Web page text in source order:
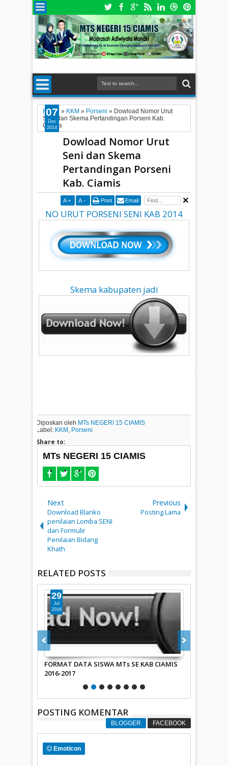
Home » KKM » Porseni » Dowload Nomor Urut
Seni dan Skema Pertandingan Porseni Kab.
Ciamis
Dowload Nomor Urut
Seni dan Skema
Pertandingan Porseni
Kab. Ciamis
A + A - Print Email
NO URUT PORSENI SENI KAB 2014
Skema kabupaten jadi
07
Dec
2014
Diposkan oleh MTs NEGERI 15 CIAMIS
Label: KKM , Porseni
Share to:
MTs NEGERI 15 CIAMIS
Next
Download Blanko
penilaian Lomba SENI
dan Formulir
Penilaian Bidang
Khath
Previous
Posting Lama
RELATED POSTS
FORMAT DATA SISWA MTs SE KAB CIAMIS
2016-2017
29
Jul
2016
POSTING KOMENTAR
BLOGGER FACEBOOK
Emoticon